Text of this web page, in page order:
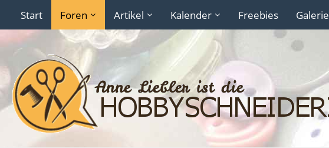
Start Foren Artikel Kalender Freebies Galerie